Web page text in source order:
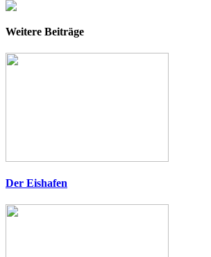
Weitere Beiträge
Der Eishafen